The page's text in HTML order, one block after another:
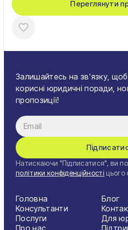
Переглянути
Залишайтесь на зв'язку,
корисні юридичні поради,
пропозиції!
Натискаючи "Підписатися", ви
політики конфіденційності цього
Головна
Консультанти
Послуги
Блог
Для